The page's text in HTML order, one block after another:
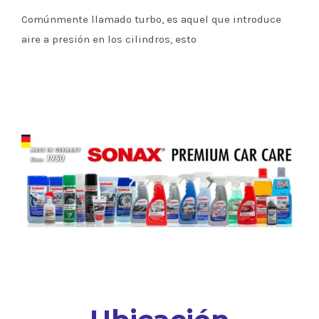
Comúnmente llamado turbo, es aquel que introduce
aire a presión en los cilindros, esto